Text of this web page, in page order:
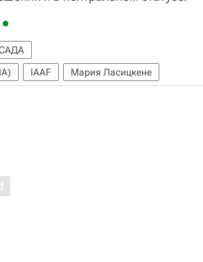
IAAF Мария Ласицкене